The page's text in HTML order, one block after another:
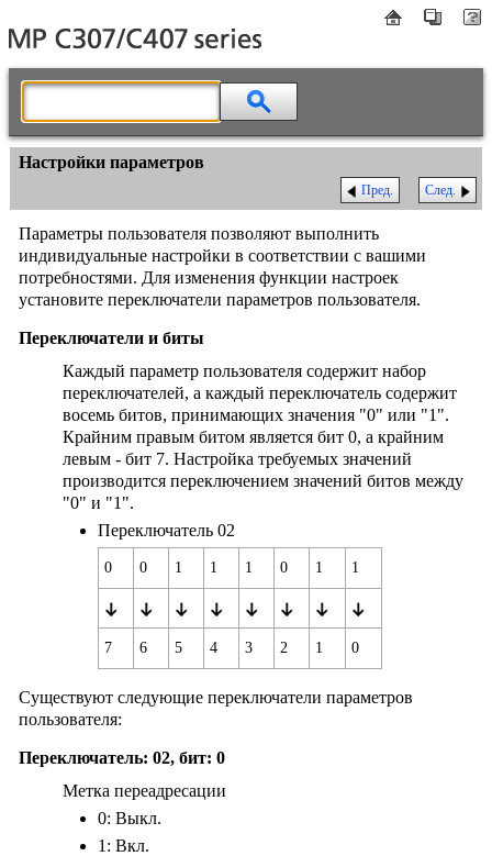
Настройки параметров
Пред. След.
Параметры пользователя позволяют выполнить
индивидуальные настройки в соответствии с вашими
потребностями. Для изменения функции настроек
установите переключатели параметров пользователя.
Переключатели и биты
Каждый параметр пользователя содержит набор
переключателей, а каждый переключатель содержит
восемь битов, принимающих значения "0" или "1".
Крайним правым битом является бит 0, а крайним
левым - бит 7. Настройка требуемых значений
производится переключением значений битов между
"0" и "1".
Переключатель 02
0 0 1 1 1 0 1 1
7 6 5 4 3 2 1 0
Существуют следующие переключатели параметров
пользователя:
Переключатель: 02, бит: 0
Метка переадресации
0: Выкл.
1: Вкл.